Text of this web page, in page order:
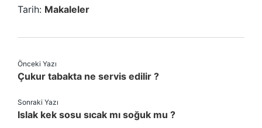
Tarih: Makaleler
Önceki Yazı
Çukur tabakta ne servis edilir ?
Sonraki Yazı
Islak kek sosu sıcak mı soğuk mu ?